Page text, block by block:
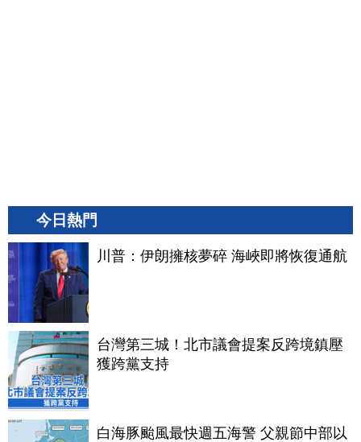
今日熱門
川普：伊朗擁核夢碎 海峽即將恢復通航
台灣第三城！北市議會提案反跨境鎮壓
獲跨黨支持
白海豚颱風最快週五海警 父親節中部以